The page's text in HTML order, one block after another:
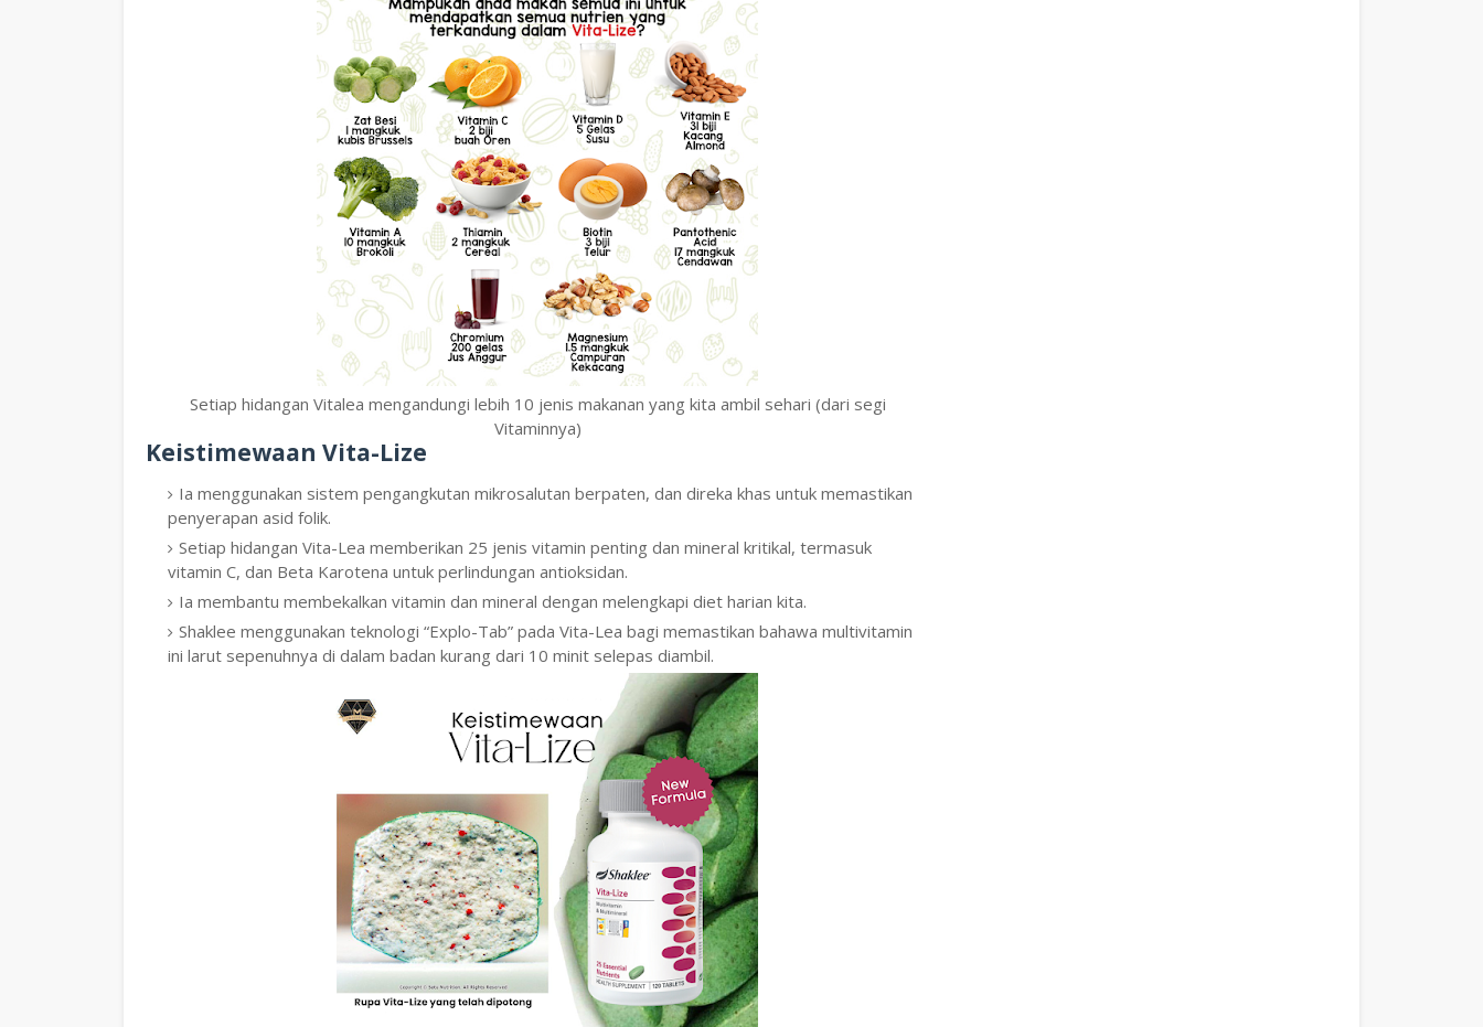
Setiap hidangan Vitalea mengandungi lebih 10 jenis makanan yang kita ambil sehari (dari segi
Vitaminnya)
Keistimewaan Vita-Lize
Ia menggunakan sistem pengangkutan mikrosalutan berpaten, dan direka khas untuk memastikan
penyerapan asid folik.
Setiap hidangan Vita-Lea memberikan 25 jenis vitamin penting dan mineral kritikal, termasuk
vitamin C, dan Beta Karotena untuk perlindungan antioksidan.
Ia membantu membekalkan vitamin dan mineral dengan melengkapi diet harian kita.
Shaklee menggunakan teknologi “Explo-Tab” pada Vita-Lea bagi memastikan bahawa multivitamin
ini larut sepenuhnya di dalam badan kurang dari 10 minit selepas diambil.